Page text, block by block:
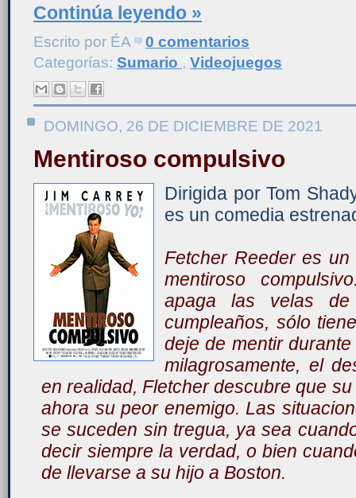
Continúa leyendo »
Escrito por ÉA
0 comentarios
Categorías: Sumario , Videojuegos
DOMINGO, 26 DE DICIEMBRE DE 2021
Mentiroso compulsivo
Dirigida por Tom
es un comedia
Fetcher Reeder es
mentiroso
apaga las velas
cumpleaños, sólo
deje de mentir
milagrosamente, el
en realidad, Fletcher descubre que
ahora su peor enemigo. Las
se suceden sin tregua, ya sea
decir siempre la verdad, o bien
de llevarse a su hijo a Boston.